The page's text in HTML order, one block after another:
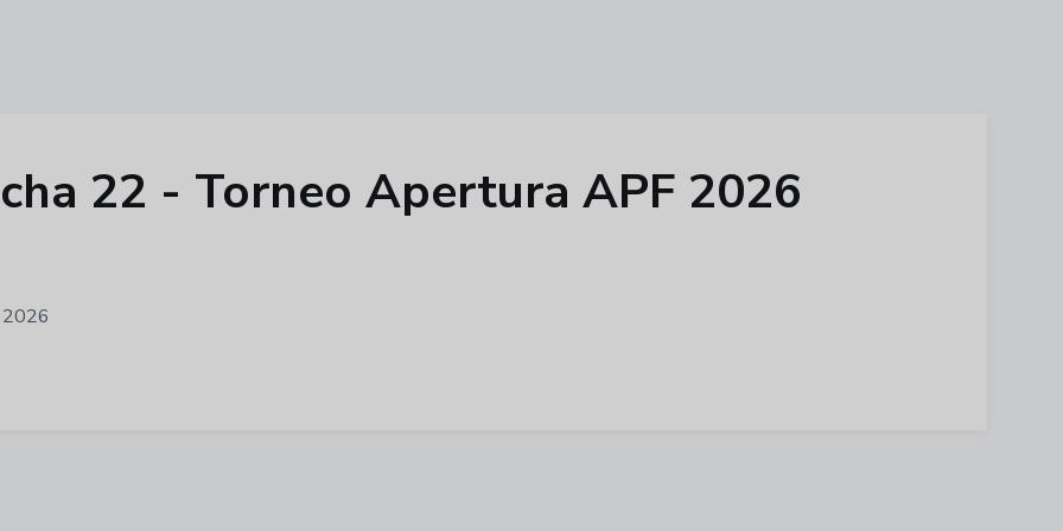
22 - Torneo Apertura APF 2026